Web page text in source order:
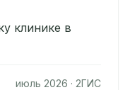
клинике в
июль 2026 · 2ГИС